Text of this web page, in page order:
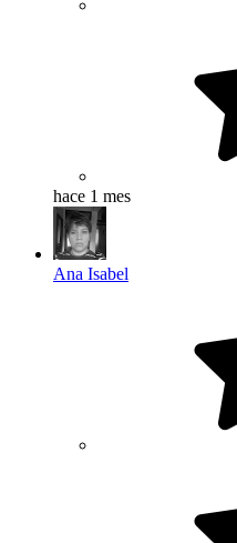
hace 1 mes
Ana Isabel